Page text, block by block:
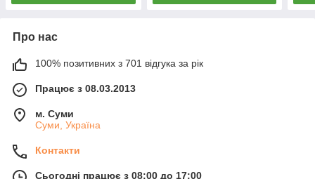
Про нас
100% позитивних з 701 відгука за рік
Працює з 08.03.2013
м. Суми
Суми, Україна
Контакти
Сьогодні працює з 08:00 до 17:00